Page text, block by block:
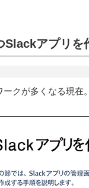
Slackアプリを
クが多くなる現在